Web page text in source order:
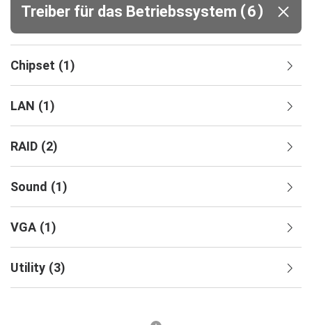
Treiber für das Betriebssystem (6)
Chipset (1)
LAN (1)
RAID (2)
Sound (1)
VGA (1)
Utility (3)